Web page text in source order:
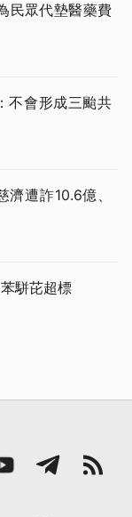
民眾代墊醫藥費
不會形成三颱共
遭詐10.6億、
駢芘超標